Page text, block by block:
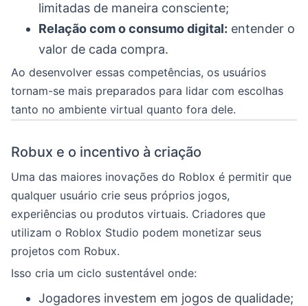
limitadas de maneira consciente;
Relação com o consumo digital: entender o
valor de cada compra.
Ao desenvolver essas competências, os usuários
tornam-se mais preparados para lidar com escolhas
tanto no ambiente virtual quanto fora dele.
Robux e o incentivo à criação
Uma das maiores inovações do Roblox é permitir que
qualquer usuário crie seus próprios jogos,
experiências ou produtos virtuais. Criadores que
utilizam o Roblox Studio podem monetizar seus
projetos com Robux.
Isso cria um ciclo sustentável onde:
Jogadores investem em jogos de qualidade;